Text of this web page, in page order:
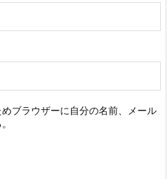
ブラウザーに自分の名前、メール